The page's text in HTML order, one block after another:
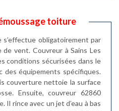
toiture
s’effectue obligatoirement par
de vent. Couvreur à Sains Les
conditions sécurisées dans le
des équipements spécifiques.
couverture nettoie la surface
Ensuite, couvreur 62860
Il rince avec un jet d’eau à bas